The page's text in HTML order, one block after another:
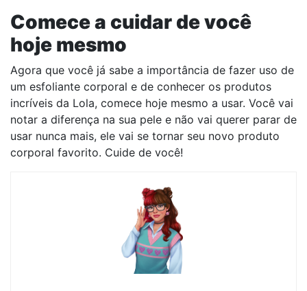
Comece a cuidar de você
hoje mesmo
Agora que você já sabe a importância de fazer uso de
um esfoliante corporal e de conhecer os produtos
incríveis da Lola, comece hoje mesmo a usar. Você vai
notar a diferença na sua pele e não vai querer parar de
usar nunca mais, ele vai se tornar seu novo produto
corporal favorito. Cuide de você!